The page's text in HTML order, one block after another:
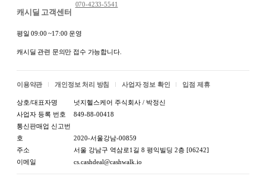
캐시딜 고객센터
070-4233-5541
평일 09:00 ~17:00 운영
캐시딜 관련 문의만 접수 가능합니다.
이용약관 개인정보 처리 방침 사업자 정보 확인 입점 제휴
상호/대표자명
넛지헬스케어 주식회사 / 박정신
사업자 등록 번호
849-88-00418
통신판매업 신고번
호
2020-서울강남-00859
주소
서울 강남구 역삼로1길 8 평익빌딩 2층 [06242]
이메일
cs.cashdeal@cashwalk.io